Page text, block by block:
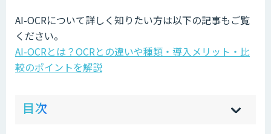
AI-OCRについて詳しく知りたい方は以下の記事もご覧
ください。
AI-OCRとは？OCRとの違いや種類・導入メリット・比
較のポイントを解説
目次 hi
]
sh
]